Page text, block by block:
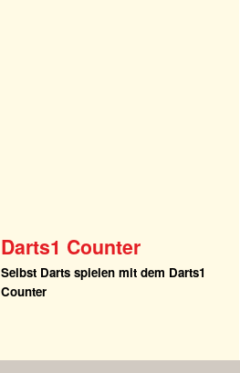
Darts1 Counter
Selbst Darts spielen mit dem Darts1
Counter